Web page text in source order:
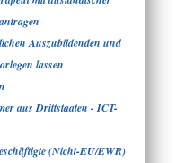
Auszubildenden und
lassen
aus Drittstaaten - ICT-
(Nicht-EU/EWR)